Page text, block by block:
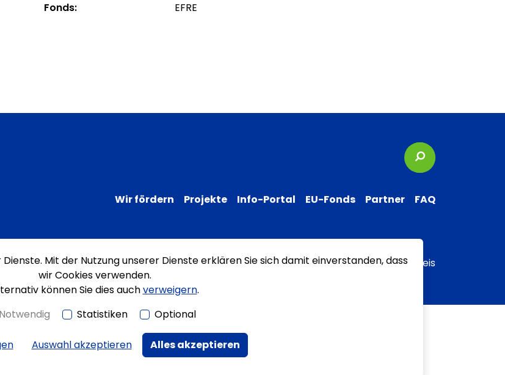
Fonds: EFRE
Suchbegriffe
Wir fördern Projekte Info-Portal EU-Fonds Partner FAQ
Impressum Datenschutz Erklärung zur Barrierefreiheit Transparenzhinweis
Mit der Nutzung unserer Dienste erklären Sie sich damit einverstanden, dass
wir Cookies verwenden.
können Sie dies auchverweigern.
Notwendig
Statistiken Optional
Auswahl akzeptieren Alles akzeptieren